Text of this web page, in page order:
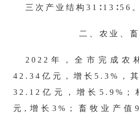
三次产业结构31 ∶ 13 ∶ 56 。
二、农业、
2022 年，全市完成农
42.34 亿元，增长 5.3%，
32.12 亿元，增长 5.9 %；
元 , 增长3% ；畜牧业产值